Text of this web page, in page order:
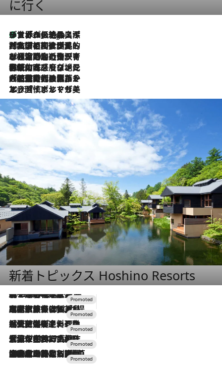
に行く
4 Hours Ago
リスボンの絶品スイーツ「パステル・デ・ナタ」とは？ポルトガル伝統の奥深い世界へ
2026.7.27
「私の祖国はポルトガル語です」国民的詩人フェルナンド・ペソアと、彼が愛した文学の街を歩く
2026.7.26
ポルトガル近海が育む極上の海の幸。キリリと冷えた白ワインと愉しむ、シーフード専門店の贅沢
2026.7.22
伝統の味をモダンに昇華。高感度な地元客が集う、リスボンの最旬ガストロノミー
2026.7.21
大航海時代の栄華から、震災、独裁、そして革命へ。ポルトガル・首都リスボンの石畳に刻まれた「歴史の光と影」
2026.7.13
エッセイ・ヤマザキマリ「慎ましくも美しき国 ポルトガル」
新着トピックス Hoshino Resorts
2026.8.7
【トンボの足水浴】ヒノキの香りに包まれて涼感マックス！約13℃の湧水かけ流しを避暑地「星野温泉 トンボの湯」で体験
2026.7.31
【ホテル帰省】という選択肢をOMOが提案。家族とほどよい距離を保つには「昼は実家、夜は気兼ねなくホテルで！」
2026.7.24
【夏限定ディナーコース】旬を迎える稚鮎や花ズッキーニなどをイタリア・トスカーナの郷土料理の手法で満喫！
2026.7.17
「土佐和ハーブかき氷」がOMO7高知に登場！生姜、山椒、大葉など目にも舌にも涼を呼ぶ郷土の味
2026.7.10
NEW OPEN！【界 草津】名湯の地に誕生。趣の異なる2種の温泉と上州ならではの会席・蕎麦割烹など美食を味わう究極の癒やし旅